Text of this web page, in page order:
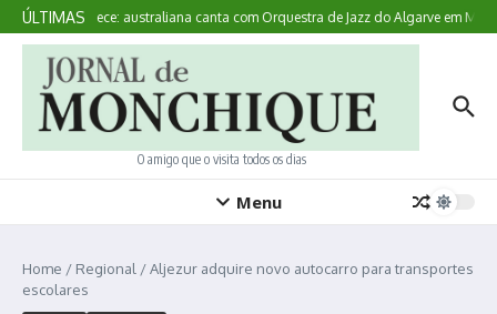
Ir para o conteúdo
ÚLTIMAS
Aqui Acontece: australiana canta com Orquestra de Jazz do Algarve em
O amigo que o visita todos os dias
Menu
Home / Regional /Aljezur adquire novo autocarro para transportes
escolares